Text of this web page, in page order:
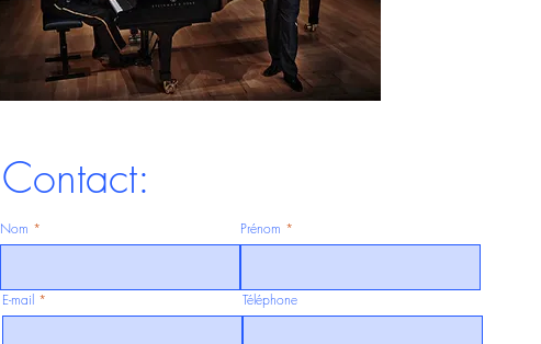
Contact:
Nom Prénom
E-mail Téléphone